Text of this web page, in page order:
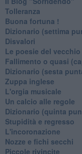
Tolleranza
Buona fortuna !
​Dizionario (settima
Disvalori
Le poesie del
Fallimento o quasi
Dizionario (sesta
Zuppa inglese
L'orgia musicale
Un calcio alle regole
Dizionario (quinta
Stupidità e regresso
L'incoronazione
Nozze e fichi secchi
Piccole rivincite